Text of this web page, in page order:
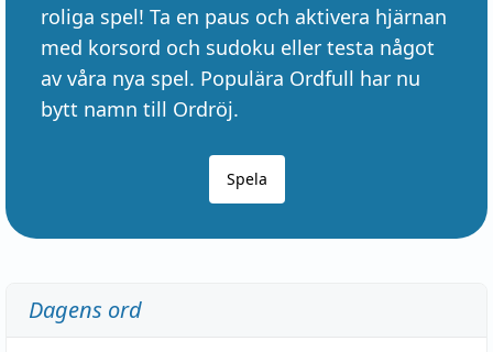
roliga spel! Ta en paus och aktivera hjärnan
med korsord och sudoku eller testa något
av våra nya spel. Populära Ordfull har nu
bytt namn till Ordröj.
Spela
Dagens ord